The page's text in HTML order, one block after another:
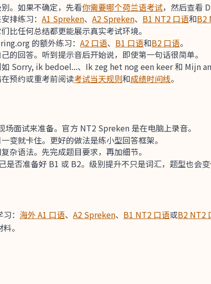
。如果不确定，先看你需要哪个荷兰语考试，然后查看
排练习： A1 Spreken、 A2 Spreken、 B1 NT2 口语和B2
比任何总结都更能展示真实考试环境。
的额外练习： A2 口语、 B1 口语和B2 口语。
的回答。听到提示音后开始说，即使第一句话很简单。
Sorry, ik bedoel...、Ik zeg het nog een keer 和 Mijn
预约或重考前阅读考试当天规则和成绩时间线。
场面试来准备。官方 NT2 Spreken 是在电脑上录音。
变就卡住。更好的做法是练小型回答框架。
杂语法。先完成题目要求，再加细节。
是否准备好 B1 或 B2。级别提升不只是词汇，题型也会变
： 海外 A1 口语、 A2 Spreken、 B1 NT2 口语或B2 NT2
。